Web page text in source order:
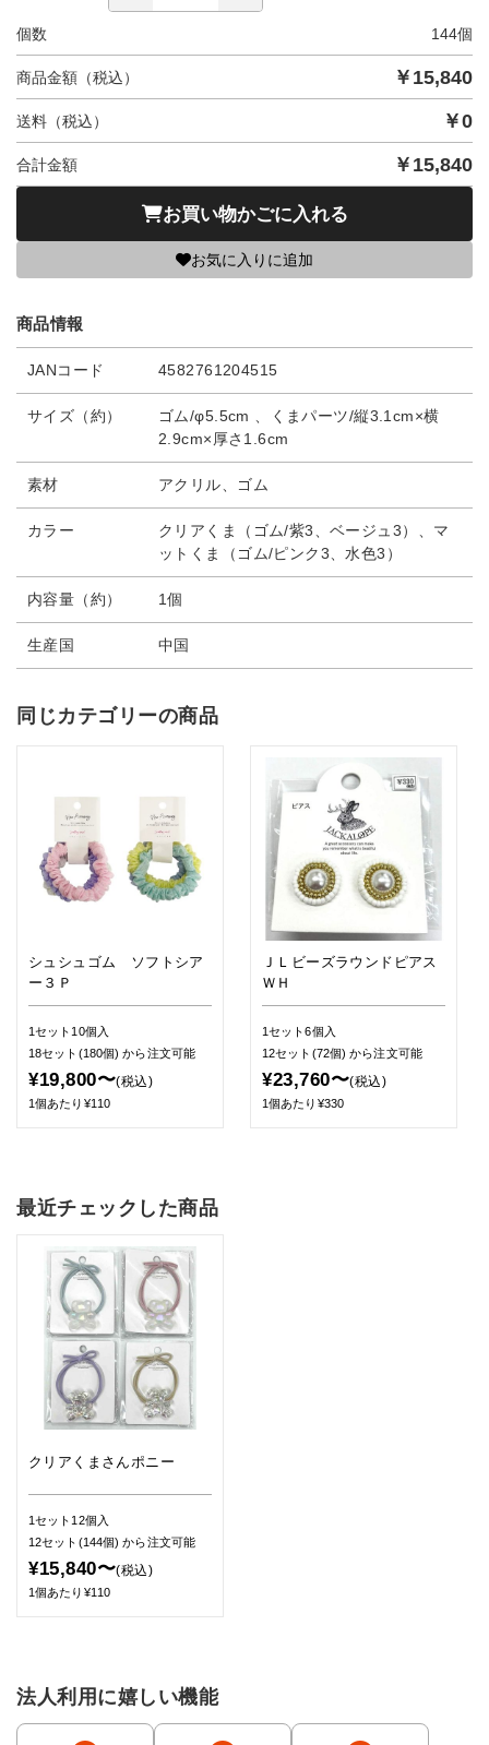
個数 144個
商品金額（税込） ￥ 15,840
送料（税込） ￥0
合計金額 ￥ 15,840
お買い物かごに入れる
お気に入りに追加
商品情報
JANコード 4582761204515
サイズ（約）
ゴム/φ5.5cm 、くまパーツ/縦3.1cm×横
2.9cm×厚さ1.6cm
素材 アクリル、ゴム
カラー
クリアくま（ゴム/紫3、ベージュ3）、マ
ットくま（ゴム/ピンク3、水色3）
内容量（約） 1個
生産国 中国
同じカテゴリーの商品
シュシュゴム ソフトシア
ー３Ｐ
1セット10個入
18セット(180個)から注文可能
¥19,800〜(税込)
1個あたり¥110
ＪＬビーズラウンドピアス
ＷＨ
1セット6個入
12セット(72個)から注文可能
¥23,760〜(税込)
1個あたり¥330
最近チェックした商品
クリアくまさんポニー
1セット12個入
12セット(144個)から注文可能
¥15,840〜(税込)
1個あたり¥110
法人利用に嬉しい機能